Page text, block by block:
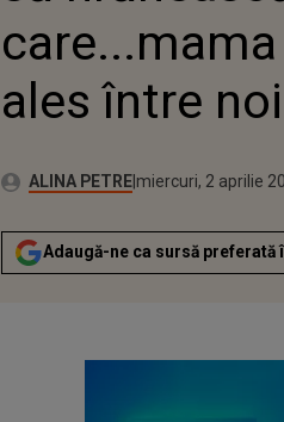
ales între
Autor:ALINA PETRE Publicat:
miercuri, 2 aprilie
Adaugă-ne ca sursă preferată